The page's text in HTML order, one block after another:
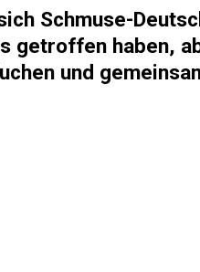
Schmuse-
getroffen haben,
und